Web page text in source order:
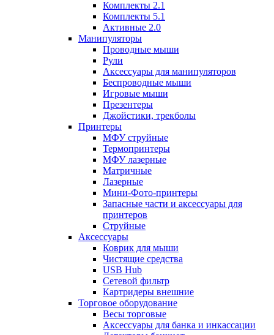
Комплекты 2.1
Комплекты 5.1
Активные 2.0
Манипуляторы
Проводные мыши
Рули
Аксессуары для манипуляторов
Беспроводные мыши
Игровые мыши
Презентеры
Джойстики, трекболы
Принтеры
МФУ струйные
Термопринтеры
МФУ лазерные
Матричные
Лазерные
Мини-Фото-принтеры
Запасные части и аксессуары для
принтеров
Струйные
Аксессуары
Коврик для мыши
Чистящие средства
USB Hub
Сетевой фильтр
Картридеры внешние
Торговое оборудование
Весы торговые
Аксессуары для банка и инкассации